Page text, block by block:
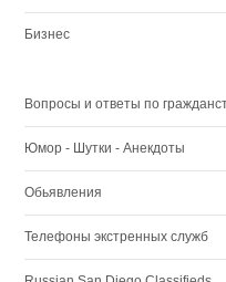
Бизнес
Вопросы и ответы по
Юмор - Шутки - Анекдоты
Обьявления
Телефоны экстренных служб